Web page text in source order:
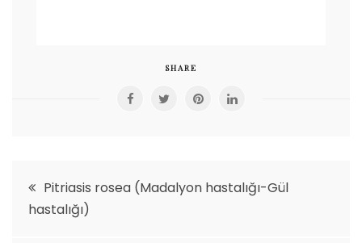
SHARE
Yazı
gezinmesi
Pitriasis rosea (Madalyon hastalığı-Gül
hastalığı)